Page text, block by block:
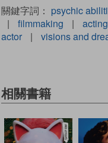
關鍵字詞： psychic
|
filmmaking |
actor
| visions and
相關書籍